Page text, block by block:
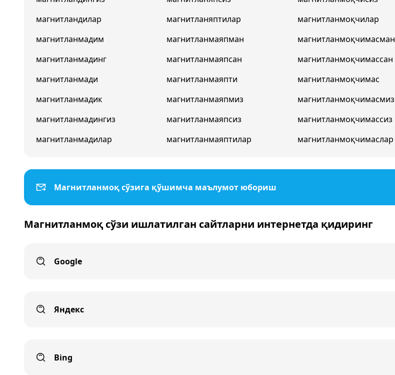
магнитландилар
магнитланмадим
магнитланмадинг
магнитланмади
магнитланмадик
магнитланмадингиз
магнитланмадилар
магнитланяптилар
магнитланмаяпман
магнитланмаяпсан
магнитланмаяпти
магнитланмаяпмиз
магнитланмаяпсиз
магнитланмаяптилар
магнитланмоқчилар
магнитланмоқчимасман
магнитланмоқчимассан
магнитланмоқчимас
магнитланмоқчимасмиз
магнитланмоқчимассиз
магнитланмоқчимаслар
Магнитланмоқ сўзига қўшимча маълумот юбориш
Магнитланмоқ сўзи ишлатилган сайтларни интернетда қидиринг
Google
Яндекс
Bing